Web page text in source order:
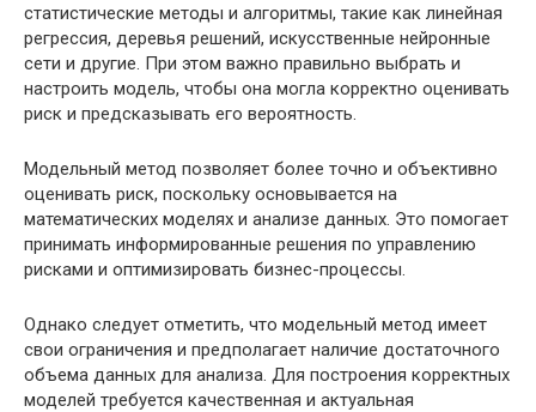
статистические методы и алгоритмы, такие как линейная
регрессия, деревья решений, искусственные нейронные
сети и другие. При этом важно правильно выбрать и
настроить модель, чтобы она могла корректно оценивать
риск и предсказывать его вероятность.
Модельный метод позволяет более точно и объективно
оценивать риск, поскольку основывается на
математических моделях и анализе данных. Это помогает
принимать информированные решения по управлению
рисками и оптимизировать бизнес-процессы.
Однако следует отметить, что модельный метод имеет
свои ограничения и предполагает наличие достаточного
объема данных для анализа. Для построения корректных
моделей требуется качественная и актуальная